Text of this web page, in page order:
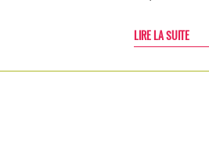
LIRE LA SUITE